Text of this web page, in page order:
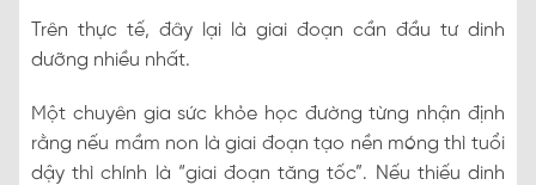
Trên thực tế, đây lại là giai đoạn cần đầu tư dinh
dưỡng nhiều nhất.
Một chuyên gia sức khỏe học đường từng nhận định
rằng nếu mầm non là giai đoạn tạo nền móng thì tuổi
dậy thì chính là “giai đoạn tăng tốc”. Nếu thiếu dinh